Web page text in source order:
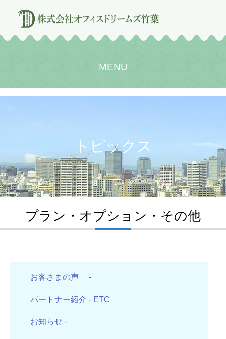
MENU
トピックス
プラン・オプション・その他
お客さまの声 -
パートナー紹介 - ETC
お知らせ -